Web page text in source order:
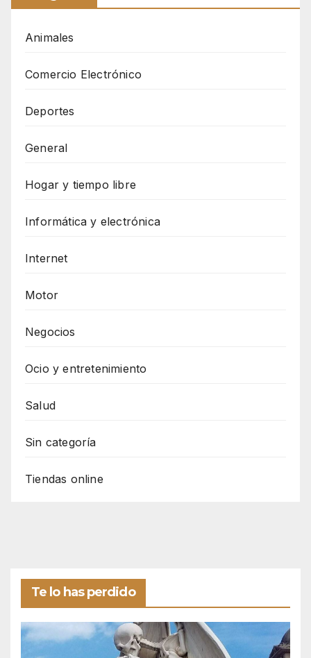
Animales
Comercio Electrónico
Deportes
General
Hogar y tiempo libre
Informática y electrónica
Internet
Motor
Negocios
Ocio y entretenimiento
Salud
Sin categoría
Tiendas online
Te lo has perdido